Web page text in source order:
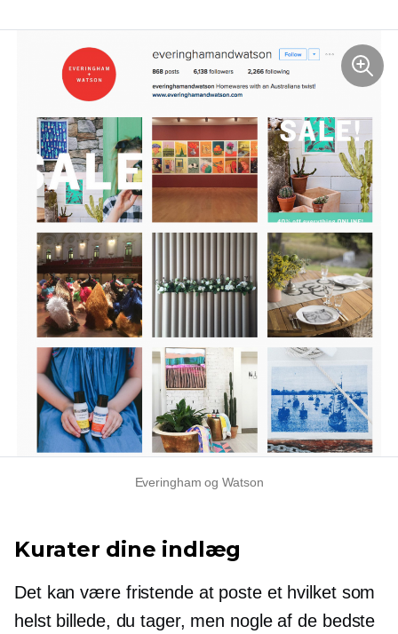
Everingham og Watson
Kurater dine indlæg
Det kan være fristende at poste et hvilket som
helst billede, du tager, men nogle af de bedste